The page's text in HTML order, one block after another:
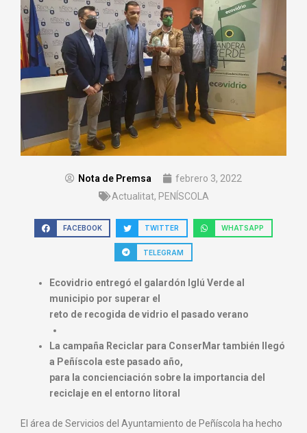
Nota de Premsa
febrero 3, 2022
Actualitat, PENÍSCOLA
FACEBOOK TWITTER WHATSAPP
TELEGRAM
Ecovidrio entregó el galardón Iglú Verde al
municipio por superar el
reto de recogida de vidrio el pasado verano
La campaña Reciclar para ConserMar también llegó
a Peñíscola este pasado año,
para la concienciación sobre la importancia del
reciclaje en el entorno litoral
El área de Servicios del Ayuntamiento de Peñíscola ha hecho